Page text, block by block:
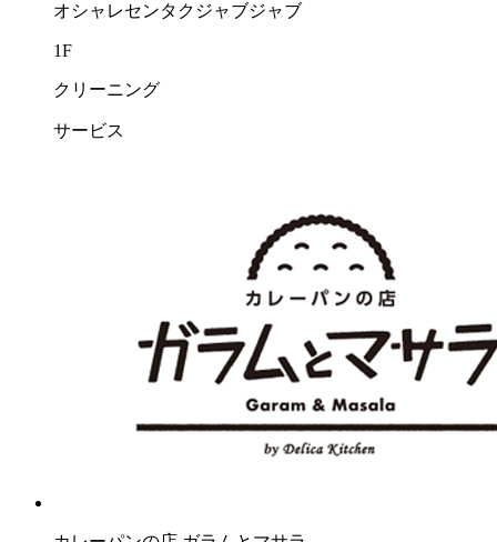
オシャレセンタクジャブジャブ
1F
クリーニング
サービス